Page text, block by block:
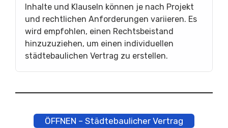
Inhalte und Klauseln können je nach Projekt
und rechtlichen Anforderungen variieren. Es
wird empfohlen, einen Rechtsbeistand
hinzuzuziehen, um einen individuellen
städtebaulichen Vertrag zu erstellen.
ÖFFNEN – Städtebaulicher Vertrag